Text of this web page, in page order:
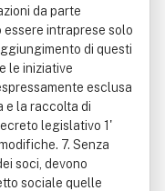
da parte
intraprese solo
di questi
le iniziative
esclusa
e la raccolta di
legislativo 1'
7. Senza
soci, devono
sociale quelle